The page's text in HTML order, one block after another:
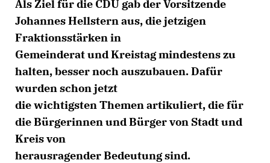
Als Ziel für die CDU gab der Vorsitzende
Johannes Hellstern aus, die jetzigen
Fraktionsstärken in
Gemeinderat und Kreistag mindestens zu
halten, besser noch auszubauen. Dafür
wurden schon jetzt
die wichtigsten Themen artikuliert, die für
die Bürgerinnen und Bürger von Stadt und
Kreis von
herausragender Bedeutung sind.